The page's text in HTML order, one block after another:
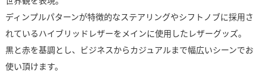
ディンプルパターンが特徴的なステアリングやシフトノブに採用さ
れているハイブリッドレザーをメインに使用したレザーグッズ。
黒と赤を基調とし、ビジネスからカジュアルまで幅広いシーンでお
使い頂けます。